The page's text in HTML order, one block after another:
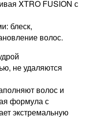
XTRO FUSION с
блеск,
волос.
не удаляются
волос и
формула с
экстремальную